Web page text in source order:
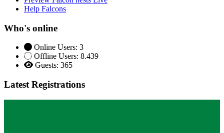
Help Falcons
Who's online
Online Users: 3
Offline Users: 8.439
Guests: 365
Latest Registrations